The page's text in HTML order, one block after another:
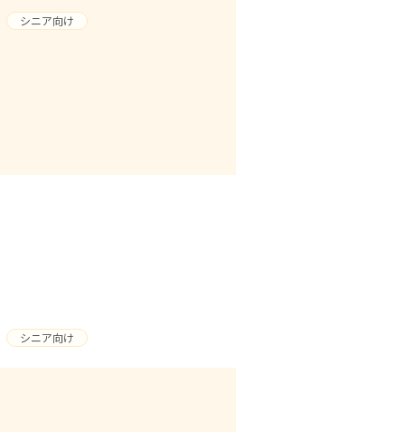
シニア向け
シニア向け